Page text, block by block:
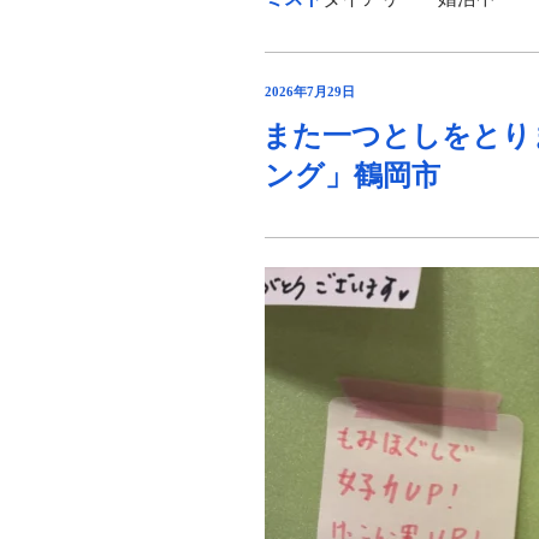
投
日:
2026年7月29日
また一つとしをと
ング」鶴岡市